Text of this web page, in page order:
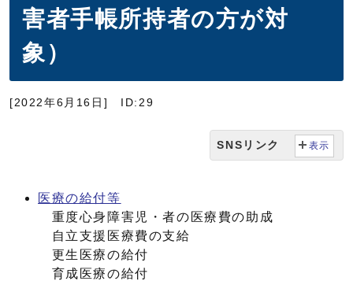
害者手帳所持者の方が対
象）
[2022年6月16日] ID:29
SNSリンク 表示
医療の給付等
重度心身障害児・者の医療費の助成
自立支援医療費の支給
更生医療の給付
育成医療の給付